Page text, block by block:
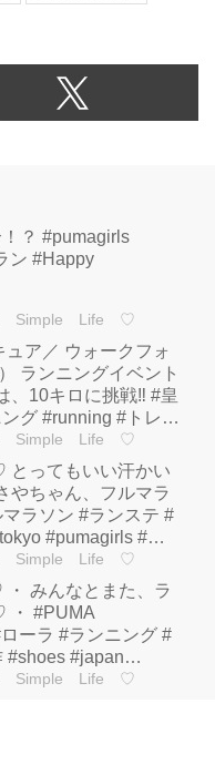
？ #pumagirls
#皇居ラン #Happy
Simple Life ♡
ア／ ウォークフォ
ランニングイベント
、10キロに挑戦‼︎ #皇
グ #running #トレー
ング #ignitetokyo
Simple Life ♡
とってもいい汗かい
やちゃん、フルマラ
ラソン #ランステ #
#ア
ン #アクアライン
Simple Life ♡
みんなとまた、ラ
・ #PUMA
#shoes #japan
Simple Life ♡